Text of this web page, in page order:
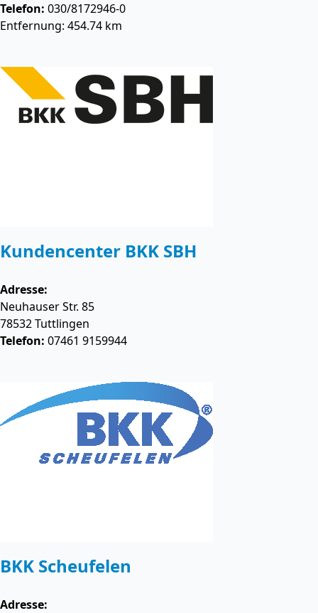
Telefon: 030/8172946-0
Entfernung: 454.74 km
Kundencenter BKK SBH
Adresse:
Neuhauser Str. 85
78532Tuttlingen
Telefon: 07461 9159944
BKK Scheufelen
Adresse: